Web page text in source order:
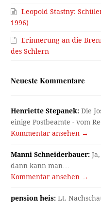
Leopold Stastny:
1996)
Erinnerung an die
des Schlern
Neueste Kommentare
Henriette Stepanek: Die
einige Postbeamte - vom
Kommentar ansehen →
Manni Schneiderbauer:
dann kann man…
Kommentar ansehen →
pension heis: Lt.